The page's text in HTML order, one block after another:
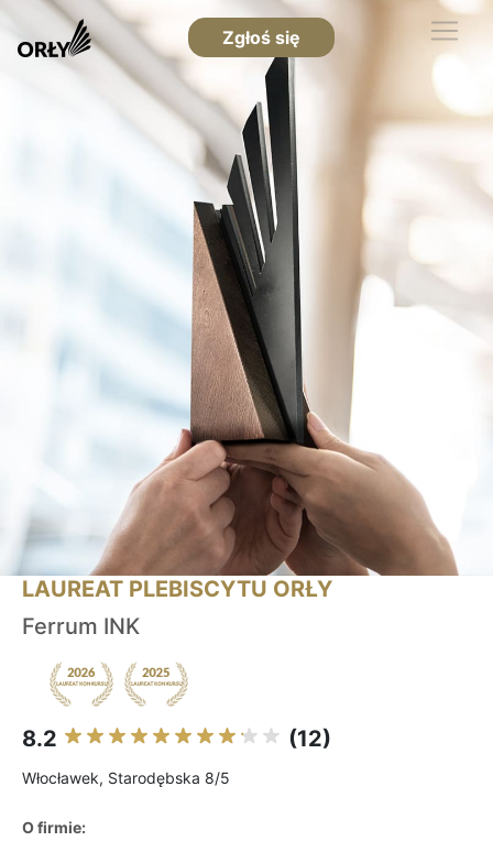
Zgłoś się
LAUREAT PLEBISCYTU ORŁY
Ferrum INK
8.2 (12)
Włocławek, Starodębska 8/5
O firmie: